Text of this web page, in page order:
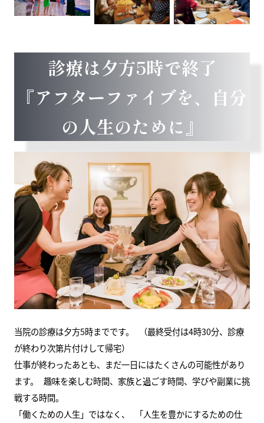
診療は夕方5時で終了
『アフターファイブを、自分
の人生のために』
当院の診療は夕方5時までです。 （最終受付は4時30分、診療
が終わり次第片付けして帰宅）
仕事が終わったあとも、まだ一日にはたくさんの可能性があり
ます。 趣味を楽しむ時間、家族と過ごす時間、学びや副業に挑
戦する時間。
「働くための人生」ではなく、 「人生を豊かにするための仕